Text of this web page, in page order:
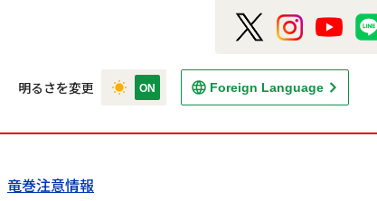
明るさを変更 Foreign Language
竜巻注意情報